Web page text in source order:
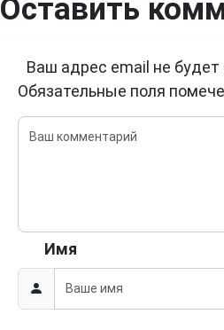
Оставить
Ваш адрес email не будет
Обязательные поля
Имя